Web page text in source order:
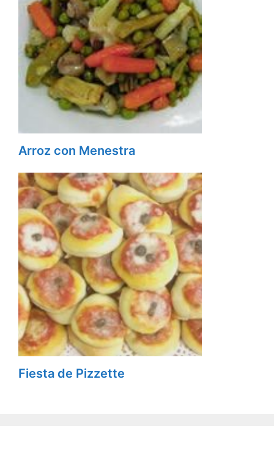
Arroz con Menestra
Fiesta de Pizzette